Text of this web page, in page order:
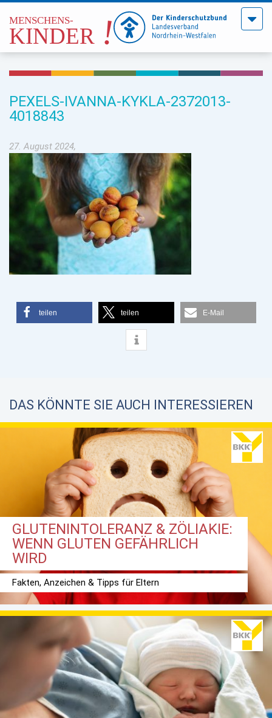
Menü
PEXELS-IVANNA-KYKLA-2372013-
4018843
27. August 2024,
teilen teilen E-Mail
DAS KÖNNTE SIE AUCH INTERESSIEREN
GLUTENINTOLERANZ & ZÖLIAKIE:
WENN GLUTEN GEFÄHRLICH
WIRD
Fakten, Anzeichen & Tipps für Eltern